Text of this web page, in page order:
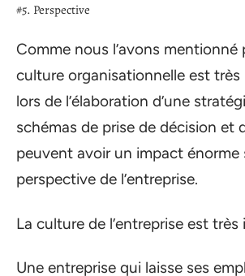
#5. Perspective
Comme nous l’avons mentionné
culture organisationnelle est
lors de l’élaboration d’une
schémas de prise de décision et
peuvent avoir un impact énorme
perspective de l’entreprise.
La culture de l’entreprise est
Une entreprise qui laisse ses